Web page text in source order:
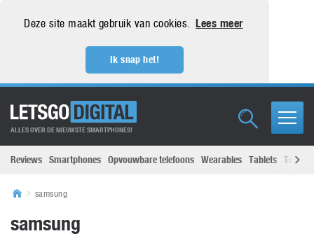
Deze site maakt gebruik van cookies. Lees meer
Ik snap het!
ALLES OVER DE NIEUWSTE SMARTPHONES!
Reviews Smartphones Opvouwbare telefoons Wearables Tablets
samsung
samsung